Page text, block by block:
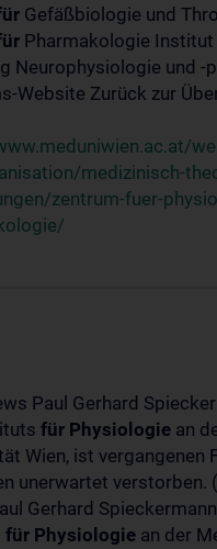
Gefäßbiologie und
Pharmakologie Institut
Neurophysiologie und -
Website Zurück zur
medizinisch-
zentrum-fuer-
Paul Gerhard
für Physiologie an
Wien, ist vergangenen
unerwartet verstorben.
Gerhard
für Physiologie an der